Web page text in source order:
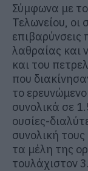
Σύμφωνα με
Τελωνείου, οι
επιβαρύνσεις
λαθραίας και
και του
που
το
συνολικά σε
ουσίες-
συνολική
τα μέλη της
τουλάχιστον